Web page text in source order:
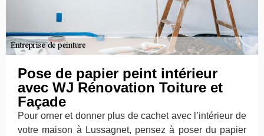
Pose de papier peint intérieur
avec WJ Rénovation Toiture et
Façade
Pour orner et donner plus de cachet avec l’intérieur de
votre maison à Lussagnet, pensez à poser du papier